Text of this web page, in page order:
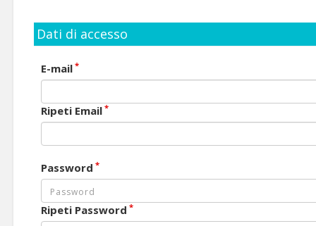
Dati di accesso
E-mail *
Ripeti Email *
Password *
Ripeti Password *